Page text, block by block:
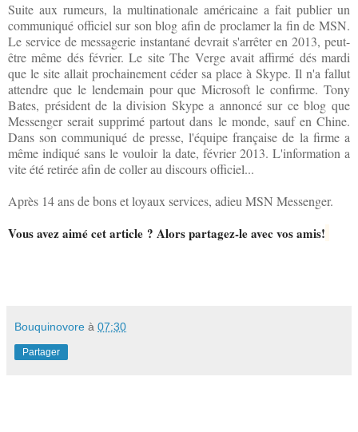
Suite aux rumeurs, la multinationale américaine a fait publier un
communiqué officiel sur son blog afin de proclamer la fin de MSN.
Le service de messagerie instantané devrait s'arrêter en 2013, peut-
être même dés février. Le site The Verge avait affirmé dés mardi
que le site allait prochainement céder sa place à Skype. Il n'a fallut
attendre que le lendemain pour que Microsoft le confirme. Tony
Bates, président de la division Skype a annoncé sur ce blog que
Messenger serait supprimé partout dans le monde, sauf en Chine.
Dans son communiqué de presse, l'équipe française de la firme a
même indiqué sans le vouloir la date, février 2013. L'information a
vite été retirée afin de coller au discours officiel...
Après 14 ans de bons et loyaux services, adieu MSN Messenger.
Vous avez aimé cet article ? Alors partagez-le avec vos amis!
Bouquinovore à 07:30
Partager